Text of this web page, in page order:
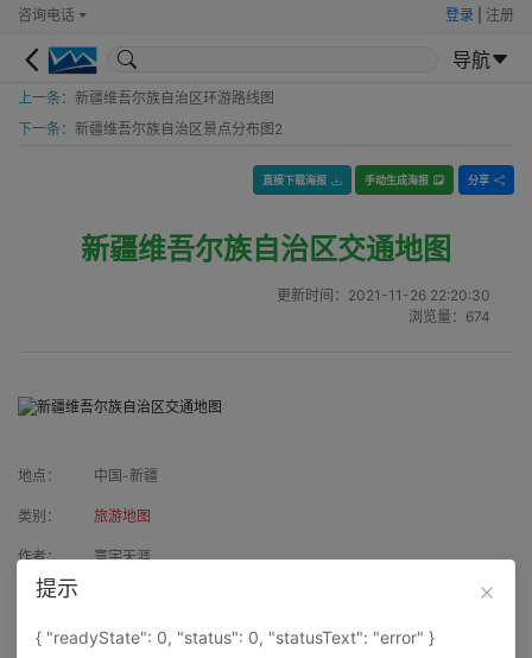
咨询电话 登录 注册
导航
上一条： 新疆维吾尔族自治区环游路线图
下一条： 新疆维吾尔族自治区景点分布图2
直接下载海报 手动生成海报 分享
新疆维吾尔族自治区交通地图
更新时间： 2021-11-26 22:20:30
浏览量： 674
地点： 中国-新疆
类别： 旅游地图
作者： 寰宇天涯
来源：
属性： 地图属性： 地图类型-交通线路图
提示
{ "readyState": 0, "status": 0, "statusText": "error" }